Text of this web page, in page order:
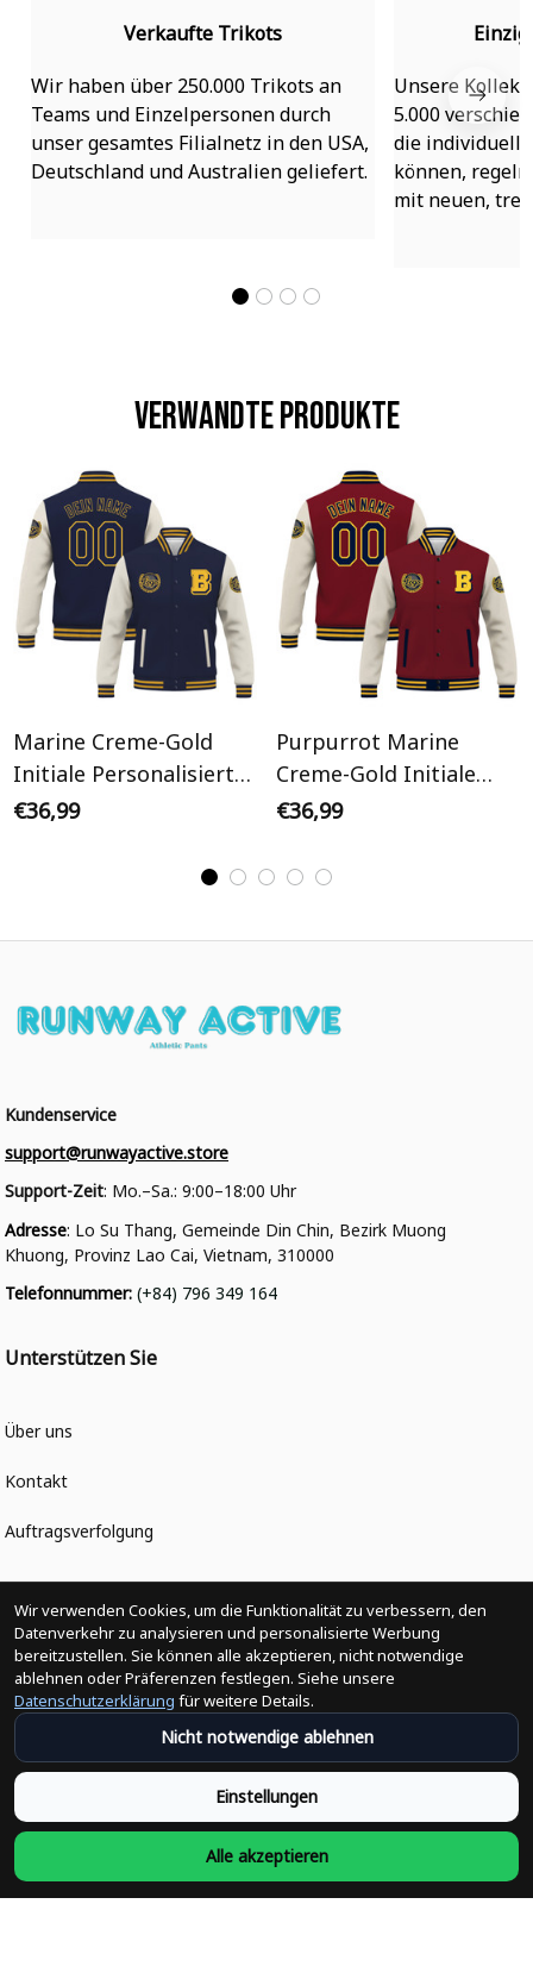
Verkaufte Trikots
Wir haben über 250.000 Trikots an
Teams und Einzelpersonen durch
unser gesamtes Filialnetz in den USA,
Deutschland und Australien geliefert.
Unsere
5.000
die individuell
können,
mit neuen,
Verwandte Produkte
Marine Creme-Gold
Initiale Personalisiertes
Varsity College Jacke
€36,99
Purpurrot Marine
Creme-Gold Initiale
Personalisiertes Varsity
€36,99
Kundenservice
support@runwayactive.store
Support-Zeit: Mo.–Sa.: 9:00–18:00 Uhr
Adresse: Lo Su Thang, Gemeinde Din Chin, Bezirk Muong
Khuong, Provinz Lao Cai, Vietnam, 310000
Telefonnummer: (+84) 796 349 164
Unterstützen Sie
Über uns
Kontakt
Auftragsverfolgung
Politiken
Änderungen der Bestellung
Versandpolitik
Rückerstattungsrichtlinie
Rückgabepolitik
Wir verwenden Cookies, um die Funktionalität zu verbessern, den
Datenverkehr zu analysieren und personalisierte Werbung
bereitzustellen. Sie können alle akzeptieren, nicht notwendige
ablehnen oder Präferenzen festlegen. Siehe unsere
Datenschutzerklärung für weitere Details.
Nicht notwendige ablehnen
Einstellungen
Alle akzeptieren